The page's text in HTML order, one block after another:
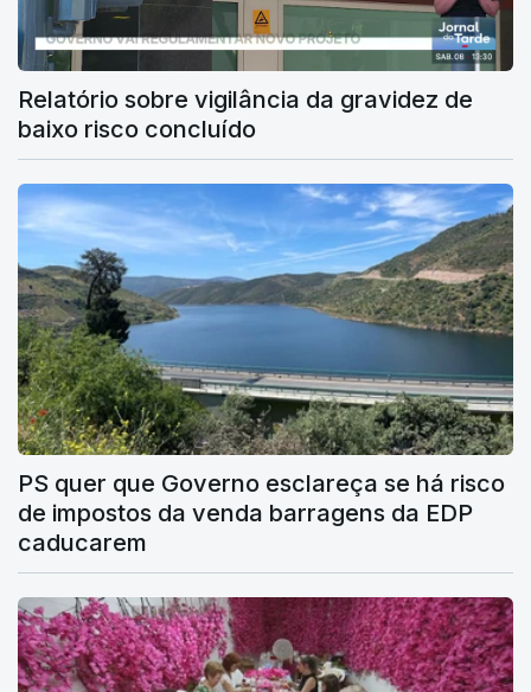
Relatório sobre vigilância da gravidez de
baixo risco concluído
PS quer que Governo esclareça se há risco
de impostos da venda barragens da EDP
caducarem